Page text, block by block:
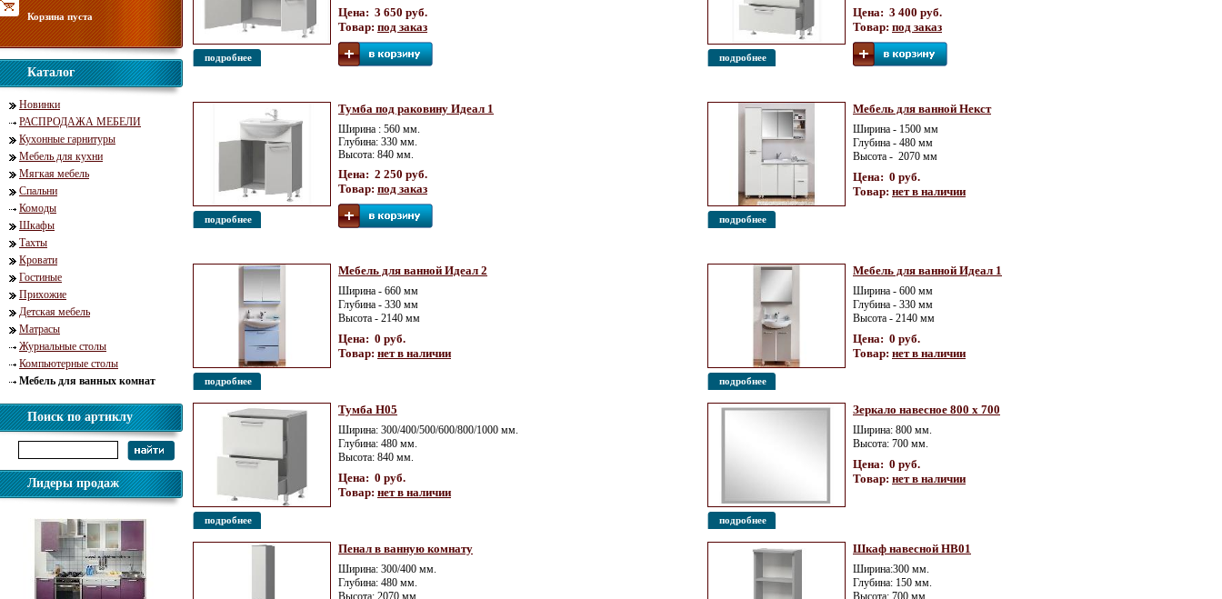
Корзина пуста
Каталог
Новинки
РАСПРОДАЖА МЕБЕЛИ
Кухонные гарнитуры
Мебель для кухни
Мягкая мебель
Спальни
Комоды
Шкафы
Тахты
Кровати
Гостиные
Прихожие
Детская мебель
Матрасы
Журнальные столы
Компьютерные столы
Мебель для ванных комнат
Поиск по артиклу
Лидеры продаж
подробнее
Цена: 3 650 руб.
Товар: под заказ
подробнее
Цена: 3 400 руб.
Товар: под заказ
подробнее
Тумба под раковину Идеал 1
Ширина : 560 мм.
Глубина: 330 мм.
Высота: 840 мм.
Цена: 2 250 руб.
Товар: под заказ
подробнее
Мебель для ванной Некст
Ширина - 1500 мм
Глубина - 480 мм
Высота - 2070 мм
Цена: 0 руб.
Товар: нет в наличии
подробнее
Мебель для ванной Идеал 2
Ширина - 660 мм
Глубина - 330 мм
Высота - 2140 мм
Цена: 0 руб.
Товар: нет в наличии
подробнее
Мебель для ванной Идеал 1
Ширина - 600 мм
Глубина - 330 мм
Высота - 2140 мм
Цена: 0 руб.
Товар: нет в наличии
подробнее
Тумба Н05
Ширина: 300/400/500/600/800/1000 мм.
Глубина: 480 мм.
Высота: 840 мм.
Цена: 0 руб.
Товар: нет в наличии
подробнее
Зеркало навесное 800 х 700
Ширина: 800 мм.
Высота: 700 мм.
Цена: 0 руб.
Товар: нет в наличии
Пенал в ванную комнату
Ширина: 300/400 мм.
Глубина: 480 мм.
Высота: 2070 мм.
Шкаф навесной НВ01
Ширина:300 мм.
Глубина: 150 мм.
Высота: 700 мм.